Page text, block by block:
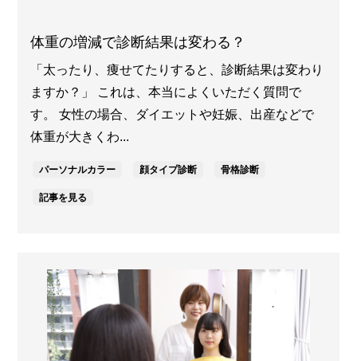
体重の増減で診断結果は変わる？
「太ったり、痩せてたりすると、診断結果は変わり
ますか？」 これは、本当によくいただく質問で
す。 女性の場合、ダイエットや妊娠、出産などで
体重が大きくわ...
パーソナルカラー 顔タイプ診断 骨格診断
記事を見る